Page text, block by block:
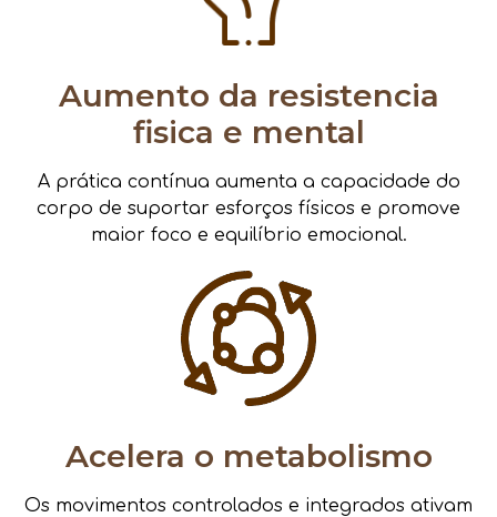
Aumento da resistencia
fisica e mental
A prática contínua aumenta a capacidade do
corpo de suportar esforços físicos e promove
maior foco e equilíbrio emocional.
Acelera o metabolismo
Os movimentos controlados e integrados ativam